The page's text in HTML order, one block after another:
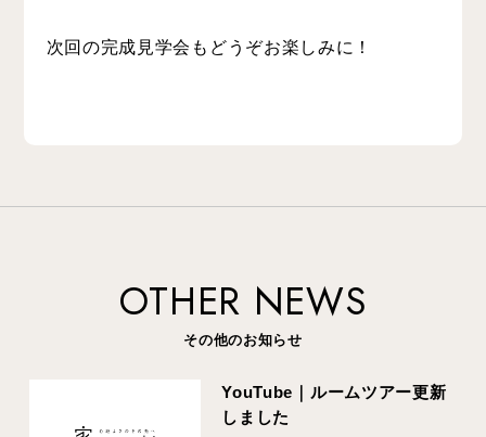
次回の完成見学会もどうぞお楽しみに！
OTHER NEWS
その他のお知らせ
YouTube｜ルームツアー更新
しました